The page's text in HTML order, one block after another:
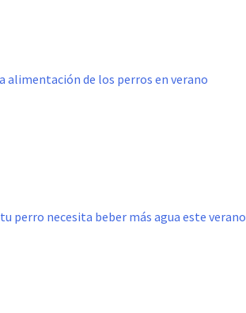
alimentación de los perros en verano
perro necesita beber más agua este verano